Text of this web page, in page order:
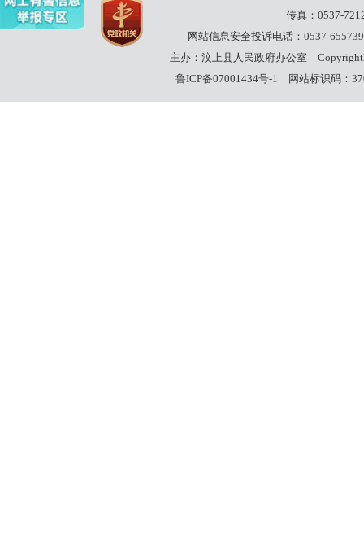
传真：0537-
网站信息安全投诉电话：0537-
主办：汶上县人民政府办公室
鲁ICP备07001434号-1
网站标识码：